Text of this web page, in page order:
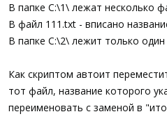
В папке C:\1\ лежат несколько
В файл 111.txt - вписано
В папке C:\2\ лежит только
Как скриптом автоит
тот файл, название которого
переименовать с заменой в